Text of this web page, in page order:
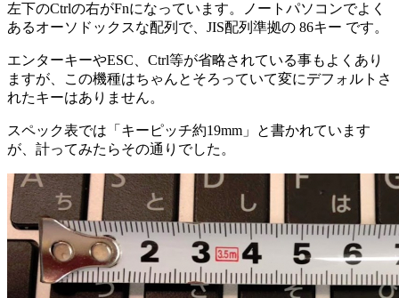
左下のCtrlの右がFnになっています。ノートパソコンでよく
あるオーソドックスな配列で、JIS配列準拠の 86キー です。
エンターキーやESC、Ctrl等が省略されている事もよくあり
ますが、この機種はちゃんとそろっていて変にデフォルトさ
れたキーはありません。
スペック表では「キーピッチ約19mm」と書かれています
が、計ってみたらその通りでした。